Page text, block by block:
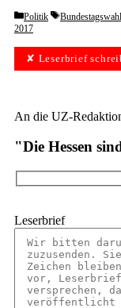
Categories
Politik Tags
Bundestagswahl
2017
✘ Leserbrief
An die UZ-
"Die Hessen
Leserbrief